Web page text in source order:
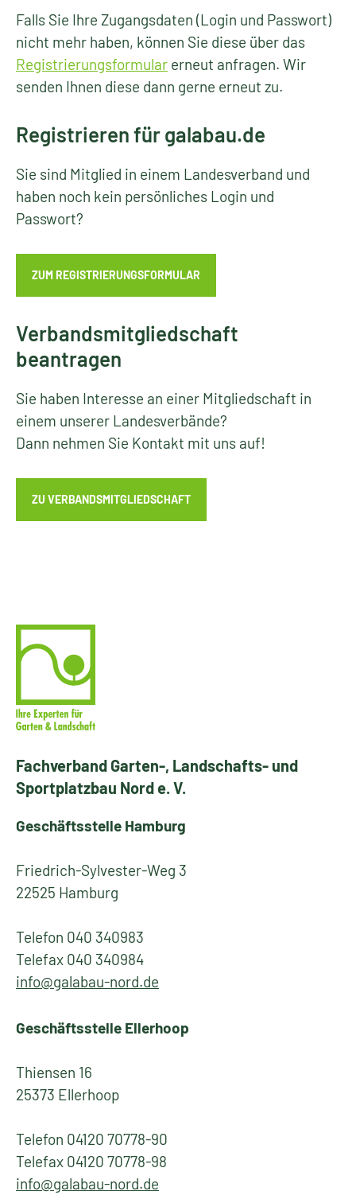
Falls Sie Ihre Zugangsdaten (Login und Passwort)
nicht mehr haben, können Sie diese über das
Registrierungsformular erneut anfragen. Wir
senden Ihnen diese dann gerne erneut zu.
Registrieren für galabau.de
Sie sind Mitglied in einem Landesverband und
haben noch kein persönliches Login und
Passwort?
ZUM REGISTRIERUNGSFORMULAR
Verbandsmitgliedschaft
beantragen
Sie haben Interesse an einer Mitgliedschaft in
einem unserer Landesverbände?
Dann nehmen Sie Kontakt mit uns auf!
ZU VERBANDSMITGLIEDSCHAFT
Fachverband Garten-, Landschafts- und
Sportplatzbau Nord e. V.
Geschäftsstelle Hamburg
Friedrich-Sylvester-Weg 3
22525 Hamburg
Telefon 040 340983
Telefax 040 340984
info@galabau-nord.de
Geschäftsstelle Ellerhoop
Thiensen 16
25373 Ellerhoop
Telefon 04120 70778-90
Telefax 04120 70778-98
info@galabau-nord.de